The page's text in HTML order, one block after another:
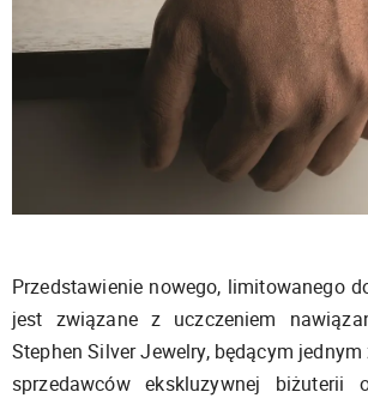
Przedstawienie nowego, limitowanego
jest związane z uczczeniem
Stephen Silver Jewelry, będącym
sprzedawców ekskluzywnej biżuterii